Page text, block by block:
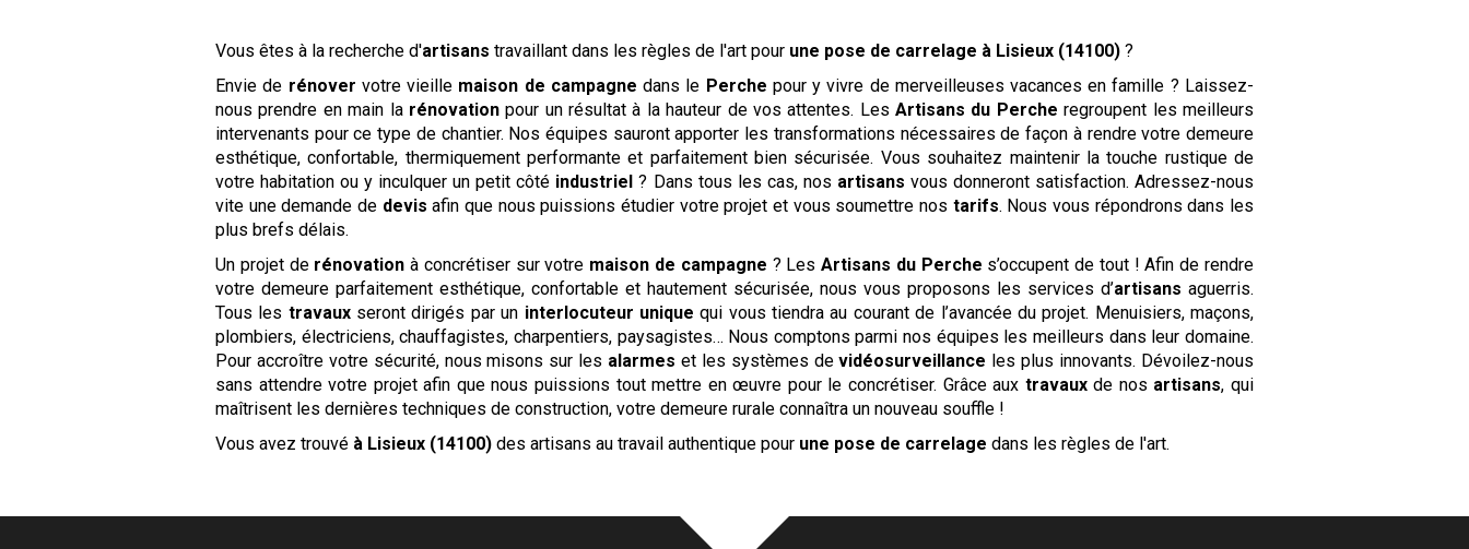
Vous êtes à la recherche d'artisanstravaillant dans les règles de l'art pour une pose de carrelage à Lisieux (14100) ?
Envie de rénover votre vieille maison de campagne dans le Perche pour y vivre de merveilleuses vacances en famille ? Laissez-
nous prendre en main la rénovationpour un résultat à la hauteur de vos attentes. LesArtisans du Perche regroupent les meilleurs
intervenants pour ce type de chantier. Nos équipes sauront apporter les transformations nécessaires de façon à rendre votre demeure
esthétique, confortable, thermiquement performante et parfaitement bien sécurisée. Vous souhaitez maintenir la touche rustique de
votre habitation ou y inculquer un petit côté industriel ? Dans tous les cas, nos artisans vous donneront satisfaction. Adressez-nous
vite une demande de devis afin que nous puissions étudier votre projet et vous soumettre nos tarifs. Nous vous répondrons dans les
plus brefs délais.
Un projet de rénovation à concrétiser sur votre maison de campagne ? LesArtisans du Perche s’occupent de tout ! Afin de rendre
votre demeure parfaitement esthétique, confortable et hautement sécurisée, nous vous proposons les services d’artisans aguerris.
Tous les travauxseront dirigés par un interlocuteur unique qui vous tiendra au courant de l’avancée du projet. Menuisiers, maçons,
plombiers, électriciens, chauffagistes, charpentiers, paysagistes… Nous comptons parmi nos équipes les meilleurs dans leur domaine.
Pour accroître votre sécurité, nous misons sur les alarmes et les systèmes devidéosurveillance les plus innovants. Dévoilez-nous
sans attendre votre projet afin que nous puissions tout mettre en œuvre pour le concrétiser. Grâce aux travauxde nos artisans, qui
maîtrisent les dernières techniques de construction, votre demeure rurale connaîtra un nouveau souffle !
Vous avez trouvé à Lisieux (14100) des artisans au travail authentique pour une pose de carrelage dans les règles de l'art.